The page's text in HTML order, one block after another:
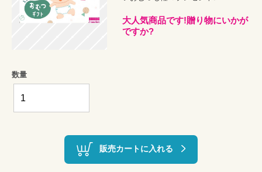
大人気商品です!贈り物にいかが
ですか?
数量
販売カートに入れる